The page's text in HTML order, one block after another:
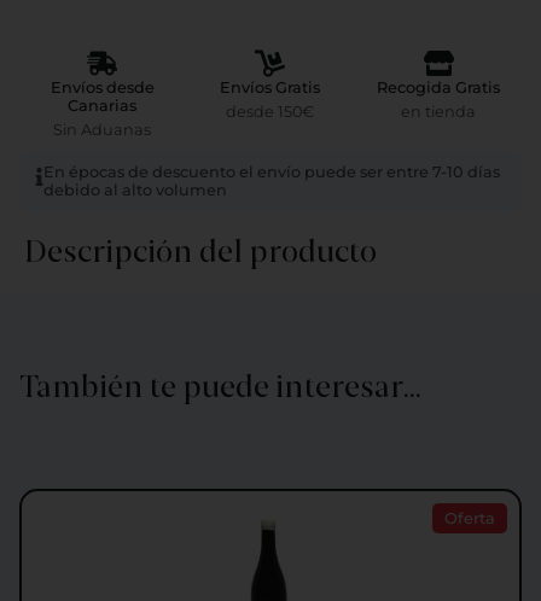
Envíos desde
Canarias
Sin Aduanas
Envíos Gratis
desde 150€
Recogida Gratis
en tienda
En épocas de descuento el envío puede ser entre 7-10 días
debido al alto volumen
Descripción del producto
También te puede interesar…
Oferta